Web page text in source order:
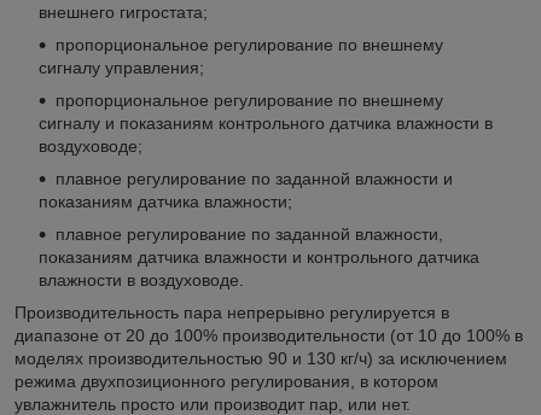
внешнего гигростата;
пропорциональное регулирование по внешнему
сигналу управления;
пропорциональное регулирование по внешнему
сигналу и показаниям контрольного датчика влажности в
воздуховоде;
плавное регулирование по заданной влажности и
показаниям датчика влажности;
плавное регулирование по заданной влажности,
показаниям датчика влажности и контрольного датчика
влажности в воздуховоде.
Производительность пара непрерывно регулируется в
диапазоне от 20 до 100% производительности (от 10 до 100% в
моделях производительностью 90 и 130 кг/ч) за исключением
режима двухпозиционного регулирования, в котором
увлажнитель просто или производит пар, или нет.